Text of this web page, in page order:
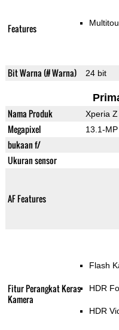
Features
Bit Warna (# Warna) 24 bit
Nama Produk Xperia Z
Megapixel 13.1-MP
bukaan f/
Ukuran sensor
AF Features
Fitur Perangkat Keras
Kamera
Flash
HDR
HDR